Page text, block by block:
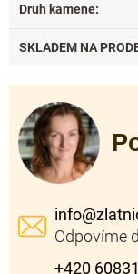
Druh kamene:
SKLADEM NA
info@
+420